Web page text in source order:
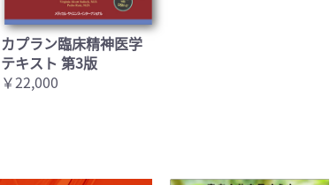
カプラン臨床精神医学
テキスト 第3版
￥22,000